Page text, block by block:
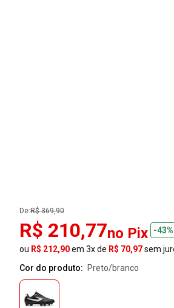
De:R$ 369,90
R$ 210,77no Pix
-43%
ou R$ 212,90em 3x de R$ 70,97sem
Cor do produto:
preto/branco